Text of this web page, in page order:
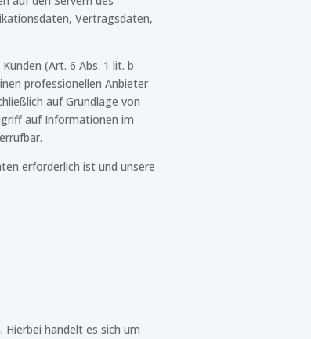
Vertragsdaten,
(Art. 6 Abs. 1 lit. b
professionellen Anbieter
auf Grundlage von
auf Informationen im
erforderlich ist und unsere
handelt es sich um